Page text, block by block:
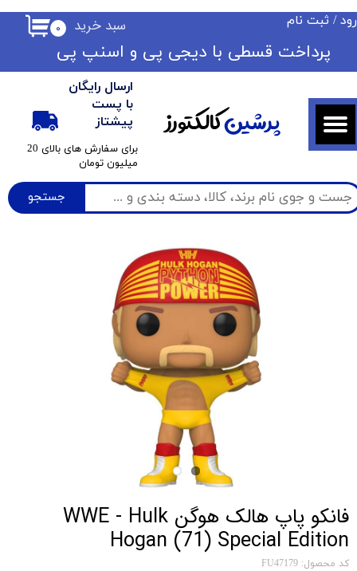
جستجو
ارسال رایگان
با پست
پیشتاز
​برای سفارش های بالای 20
میلیون تومان
۰ سبد خرید / ثبت نام
حساب کاربری من
تغییر گذر واژه
سفارشات
خروج از حساب کاربری
​​پرداخت قسطی با دیجی پی ​​​​​​​و اسنپ پی
پرشینکالکتورز
فانکو پاپ هالک هوگن WWE - Hulk
Hogan (71) Special Edition
کد محصول: FU47179